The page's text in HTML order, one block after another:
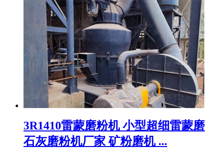
3R1410雷蒙磨粉机 小型超细雷蒙磨
石灰磨粉机厂家 矿粉磨机 ...